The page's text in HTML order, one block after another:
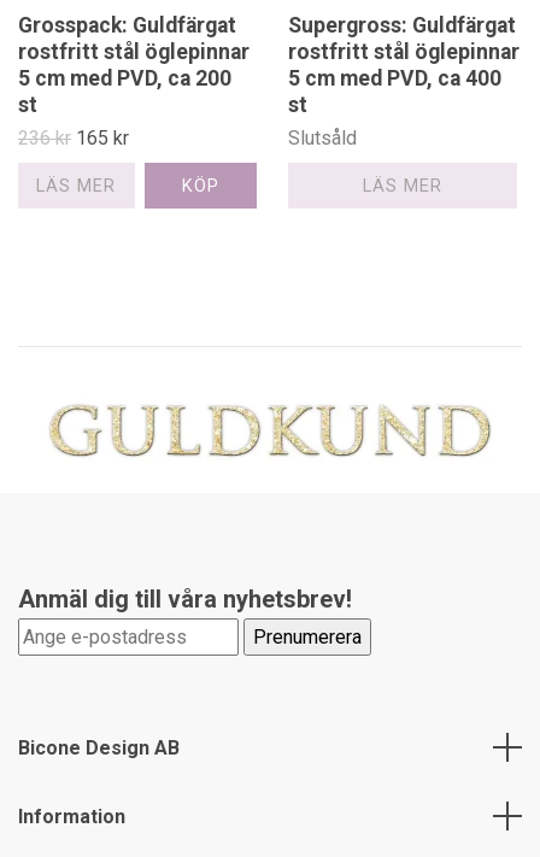
Grosspack: Guldfärgat
rostfritt stål öglepinnar
5 cm med PVD, ca 200
st
236 kr 165 kr
LÄS MER
Supergross: Guldfärgat
rostfritt stål öglepinnar
5 cm med PVD, ca 400
st
Slutsåld
LÄS MER
Anmäl dig till våra nyhetsbrev!
Bicone Design AB
Information